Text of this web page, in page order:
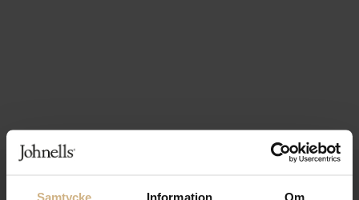
Samtycke Information Om